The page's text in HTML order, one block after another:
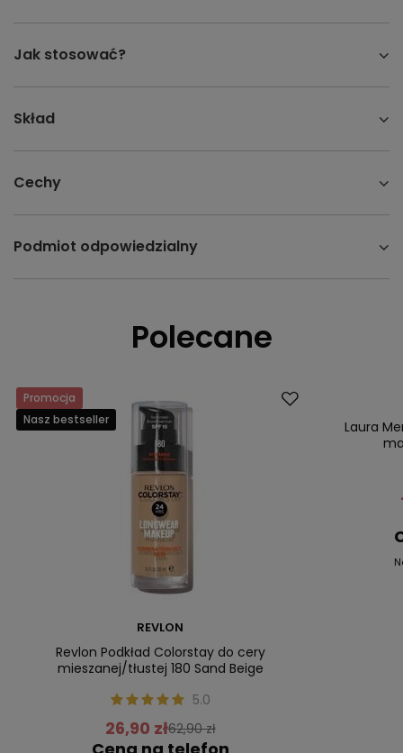
Jak stosować?
Skład
Cechy
Podmiot odpowiedzialny
Polecane
Promocja
Nasz bestseller
REVLON
Revlon Podkład Colorstay do cery
mieszanej/tłustej 180 Sand Beige
5.0
26,90 zł62,90 zł
NaszLaura